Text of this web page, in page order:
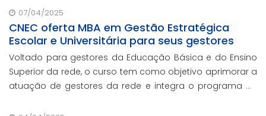
promoção da sustentabilidade.
07/04/2025
CNEC oferta MBA em Gestão Estratégica
Escolar e Universitária para seus gestores
Voltado para gestores da Educação Básica e do Ensino
Superior da rede, o curso tem como objetivo aprimorar a
atuação de gestores da rede e integra o programa de